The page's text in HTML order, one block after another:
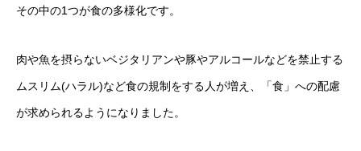
その中の1つが食の多様化です。
肉や魚を摂らないベジタリアンや豚やアルコールなどを禁止する
ムスリム(ハラル)など食の規制をする人が増え、「食」への配慮
が求められるようになりました。